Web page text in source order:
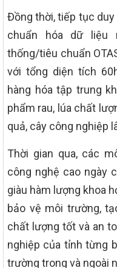
Đồng thời, tiếp tục
chuẩn hóa dữ liệu
thống/tiêu chuẩn
với tổng diện tích
hàng hóa tập trung
phẩm rau, lúa chất
quả, cây công nghiệp
Thời gian qua, các
công nghệ cao ngày
giàu hàm lượng khoa
bảo vệ môi trường,
chất lượng tốt và an
nghiệp của tỉnh từng
trường trong và ngoài